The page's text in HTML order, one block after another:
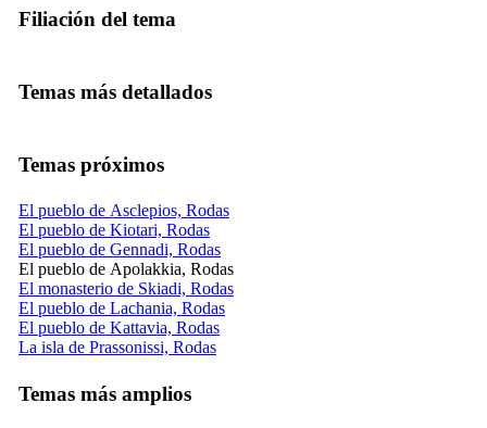
Filiación del tema
Temas más detallados
Temas próximos
El pueblo de Asclepios, Rodas
El pueblo de Kiotari, Rodas
El pueblo de Gennadi, Rodas
El pueblo de Apolakkia, Rodas
El monasterio de Skiadi, Rodas
El pueblo de Lachania, Rodas
El pueblo de Kattavia, Rodas
La isla de Prassonissi, Rodas
Temas más amplios